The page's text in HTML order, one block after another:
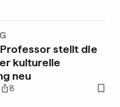
stellt die
kulturelle
neu
8